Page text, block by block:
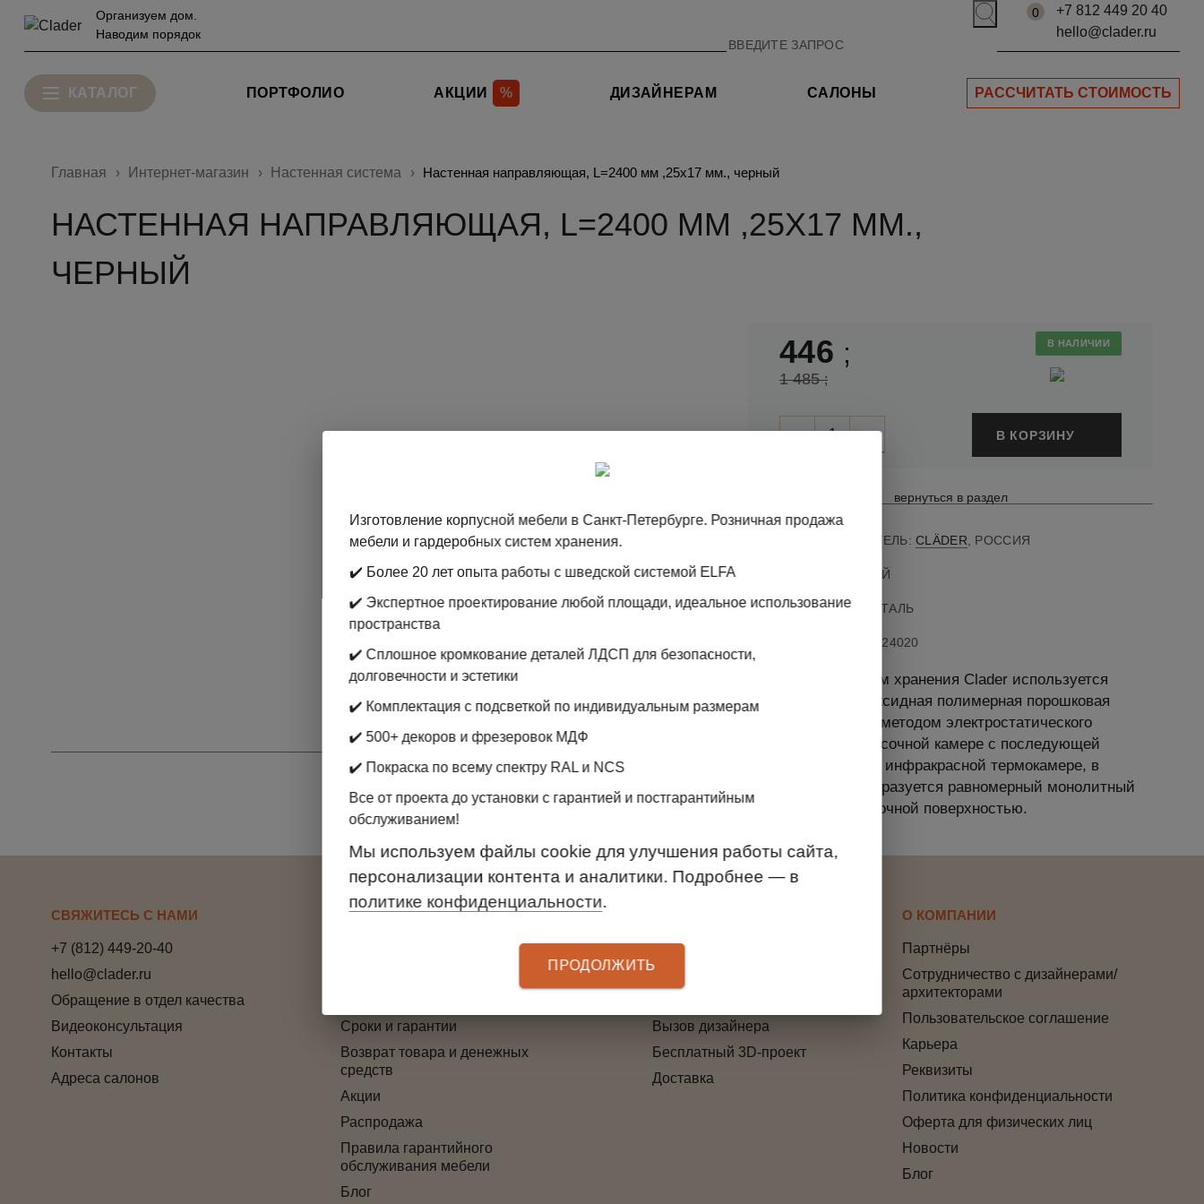
Организуем дом.
Наводим порядок
0
+7 812 449 20 40
hello@clader.ru
КАТАЛОГ ПОРТФОЛИО АКЦИИ % ДИЗАЙНЕРАМ САЛОНЫ РАССЧИТАТЬ СТОИМОСТЬ
Главная Интернет-магазин Настенная система Настенная направляющая, L=2400 мм ,25х17 мм., черный
НАСТЕННАЯ НАПРАВЛЯЮЩАЯ, L=2400 ММ ,25Х17 ММ.,
ЧЕРНЫЙ
446 ;
1 485;
В НАЛИЧИИ
В КОРЗИНУ
вернуться в раздел
ПРОИЗВОДИТЕЛЬ:CLÄDER , РОССИЯ
ЦВЕТ: ЧЕРНЫЙ
МАТЕРИАЛ: СТАЛЬ
10524020
Для окраски систем хранения Clader используется
"Epoxipulver" - эпоксидная полимерная порошковая
эмаль. Наносится методом электростатического
напыления в покрасочной камере с последующей
полимеризацией в инфракрасной термокамере, в
результате чего образуется равномерный монолитный
верхний слой с прочной поверхностью.
СВЯЖИТЕСЬ С НАМИ
+7 (812) 449-20-40
hello@clader.ru
Обращение в отдел качества
Видеоконсультация
Контакты
Адреса салонов
ПОКУПАТЕЛЯМ
Сроки и гарантии
Возврат товара и денежных
средств
Акции
Распродажа
Правила гарантийного
обслуживания мебели
Блог
Замер
3D-проект дверей
Вызов дизайнера
Бесплатный 3D-проект
Доставка
О КОМПАНИИ
Партнёры
Сотрудничество с дизайнерами/
архитекторами
Пользовательское соглашение
Карьера
Реквизиты
Политика конфиденциальности
Оферта для физических лиц
Новости
Блог
Изготовление корпусной мебели в Санкт-Петербурге. Розничная продажа
мебели и гардеробных систем хранения.
✔️ Более 20 лет опыта работы с шведской системой ELFA
✔️ Экспертное проектирование любой площади, идеальное использование
пространства
✔️ Сплошное кромкование деталей ЛДСП для безопасности,
долговечности и эстетики
✔️ Комплектация с подсветкой по индивидуальным размерам
✔️ 500+ декоров и фрезеровок МДФ
✔️ Покраска по всему спектру RAL и NCS
Все от проекта до установки с гарантией и постгарантийным
обслуживанием!
Мы используем файлы cookie для улучшения работы сайта,
персонализации контента и аналитики. Подробнее — в
политике конфиденциальности.
ПРОДОЛЖИТЬ